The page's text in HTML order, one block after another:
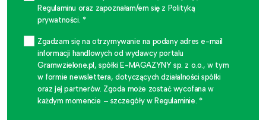
Regulaminu oraz zapoznałam/em się z Polityką
prywatności. *
Zgadzam się na otrzymywanie na podany adres e-mail
informacji handlowych od wydawcy portalu
Gramwzielone.pl, spółki E-MAGAZYNY sp. z o.o., w tym
w formie newslettera, dotyczących działalności spółki
oraz jej partnerów. Zgoda może zostać wycofana w
każdym momencie – szczegóły w Regulaminie. *